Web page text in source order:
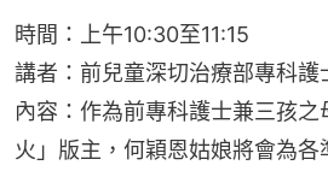
時間：上午10:30至11:15
講者：前兒童深切治療部專科護
內容：作為前專科護士兼三孩
火」版主，何穎恩姑娘將會為各